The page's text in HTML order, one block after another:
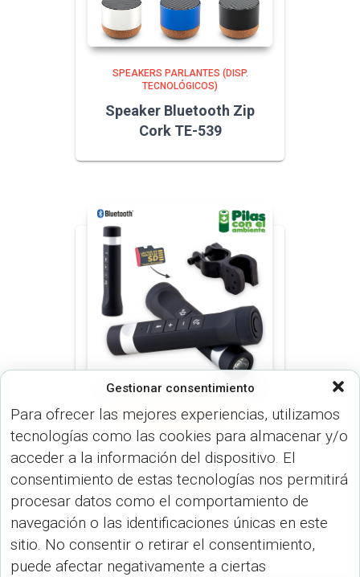
Gestionar consentimiento
Para ofrecer las mejores experiencias, utilizamos
tecnologías como las cookies para almacenar y/o
acceder a la información del dispositivo. El
consentimiento de estas tecnologías nos permitirá
procesar datos como el comportamiento de
navegación o las identificaciones únicas en este
sitio. No consentir o retirar el consentimiento,
puede afectar negativamente a ciertas
SPEAKERS PARLANTES (DISP.
TECNOLÓGICOS)
Speaker Bluetooth Zip
Cork TE-539
SPEAKERS PARLANTES (DISP.
TECNOLÓGICOS)
Speaker Bluetooth con
Pila 2000mAh y Linterna